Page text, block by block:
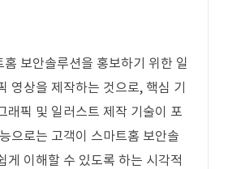
보안솔루션을 홍보하기 위한 일
영상을 제작하는 것으로, 핵심 기
래픽 및 일러스트 제작 기술이 포
으로는 고객이 스마트홈 보안솔
게 이해할 수 있도록 하는 시각적